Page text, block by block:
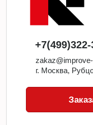
г. Москва,